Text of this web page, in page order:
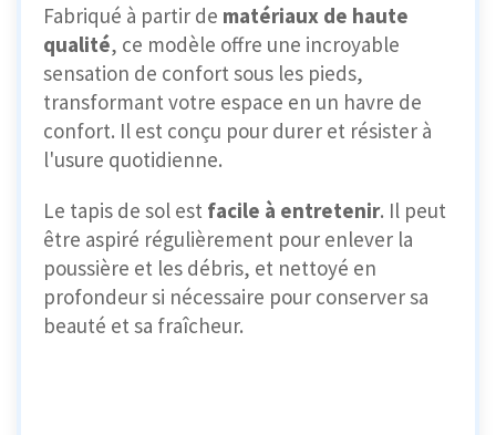
Fabriqué à partir de matériaux de haute
qualité, ce modèle offre une incroyable
sensation de confort sous les pieds,
transformant votre espace en un havre de
confort. Il est conçu pour durer et résister à
l'usure quotidienne.
Le tapis de sol est facile à entretenir. Il peut
être aspiré régulièrement pour enlever la
poussière et les débris, et nettoyé en
profondeur si nécessaire pour conserver sa
beauté et sa fraîcheur.